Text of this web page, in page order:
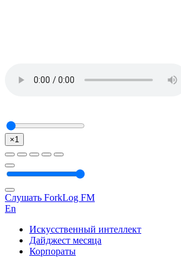
×1
Слушать ForkLog FM
En
Искусственный интеллект
Дайджест месяца
Корпораты